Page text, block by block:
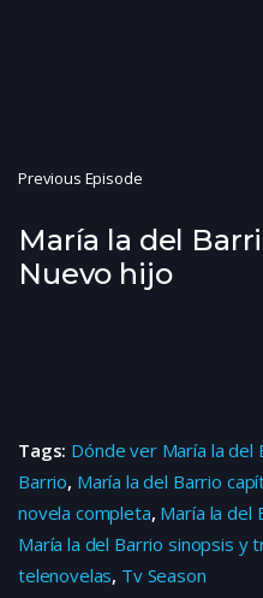
Previous Episode
María la del
Nuevo hijo
Tags: Dónde ver María la del
Barrio, María la del Barrio
novela completa, María la del
María la del Barrio sinopsis y
telenovelas, Tv Season